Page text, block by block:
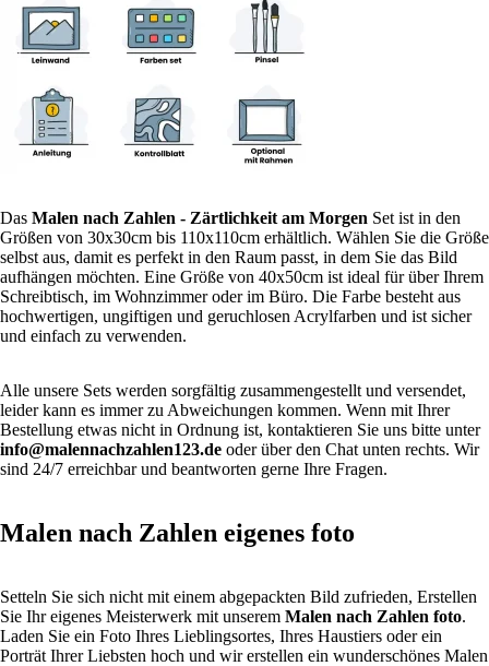
Das Malen nach Zahlen - Zärtlichkeit am Morgen Set ist in den
Größen von 30x30cm bis 110x110cm erhältlich. Wählen Sie die Größe
selbst aus, damit es perfekt in den Raum passt, in dem Sie das Bild
aufhängen möchten. Eine Größe von 40x50cm ist ideal für über Ihrem
Schreibtisch, im Wohnzimmer oder im Büro. Die Farbe besteht aus
hochwertigen, ungiftigen und geruchlosen Acrylfarben und ist sicher
und einfach zu verwenden.
Alle unsere Sets werden sorgfältig zusammengestellt und versendet,
leider kann es immer zu Abweichungen kommen. Wenn mit Ihrer
Bestellung etwas nicht in Ordnung ist, kontaktieren Sie uns bitte unter
info@malennachzahlen123.de oder über den Chat unten rechts. Wir
sind 24/7 erreichbar und beantworten gerne Ihre Fragen.
Malen nach Zahlen eigenes foto
Setteln Sie sich nicht mit einem abgepackten Bild zufrieden, Erstellen
Sie Ihr eigenes Meisterwerk mit unserem Malen nach Zahlen foto.
Laden Sie ein Foto Ihres Lieblingsortes, Ihres Haustiers oder ein
Porträt Ihrer Liebsten hoch und wir erstellen ein wunderschönes Malen